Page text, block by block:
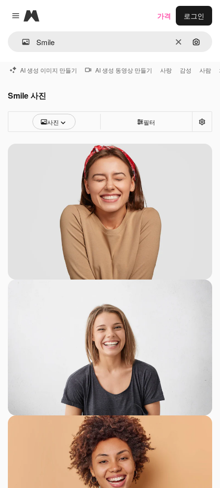
Close menu
Magnific
지우기이미지
가격 로그인
AI 생성 이미지 만들기 AI 생성 동영상 만들기 사랑 감성 사람
Smile 사진
사진 필터